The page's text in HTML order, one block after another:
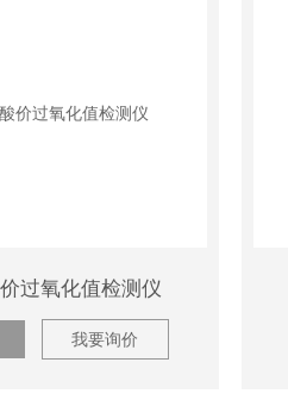
过氧化值检测仪
我要询价